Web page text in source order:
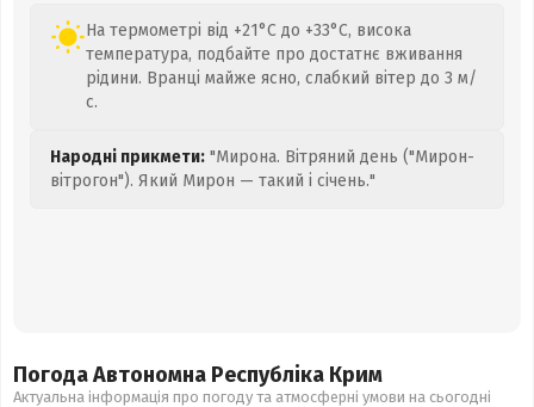
На термометрі від +21°C до +33°C, висока
температура, подбайте про достатнє вживання
рідини. Вранці майже ясно, слабкий вітер до 3 м/
с.
Народні прикмети: "Мирона. Вітряний день ("Мирон-
вітрогон"). Який Мирон — такий і січень."
Погода Автономна Республіка Крим
Актуальна інформація про погоду та атмосферні умови на сьогодні